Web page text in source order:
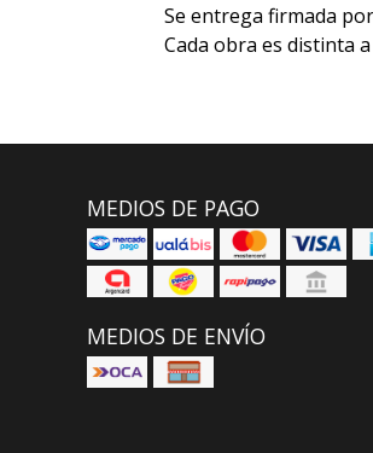
Se entrega firmada
Cada obra es distinta
MEDIOS DE PAGO
MEDIOS DE ENVÍO